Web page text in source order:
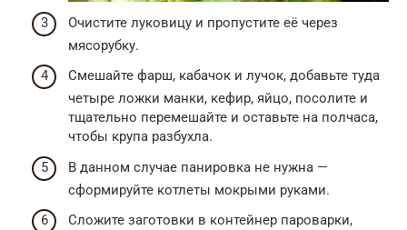
Очистите луковицу и пропустите её через
мясорубку.
Смешайте фарш, кабачок и лучок, добавьте туда
четыре ложки манки, кефир, яйцо, посолите и
тщательно перемешайте и оставьте на полчаса,
чтобы крупа разбухла.
В данном случае панировка не нужна —
сформируйте котлеты мокрыми руками.
Сложите заготовки в контейнер пароварки,